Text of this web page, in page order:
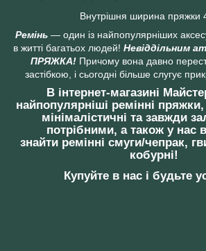
Внутрішня ширина пряжки
Ремінь — один із найпопулярніших
в житті багатьох людей! Невіддільним
ПРЯЖКА! Причому вона давно
застібкою, і сьогодні більше слугує
В інтернет-магазині
найпопулярніші ремінні
мінімалістичні та завжди
потрібними, а також у нас
знайти ремінні смуги/чепрак,
кобурні!
Купуйте в нас і будьте